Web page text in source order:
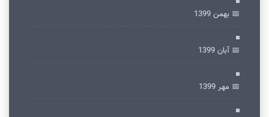
📅 بهمن 1399
📅 آبان 1399
📅 مهر 1399